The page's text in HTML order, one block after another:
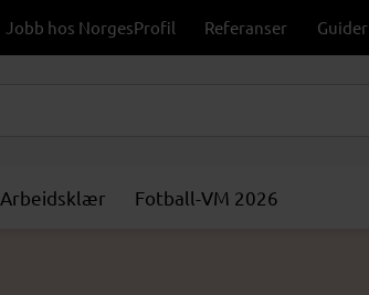
Jobb hos NorgesProfil Referanser Guider
Arbeidsklær Fotball-VM 2026